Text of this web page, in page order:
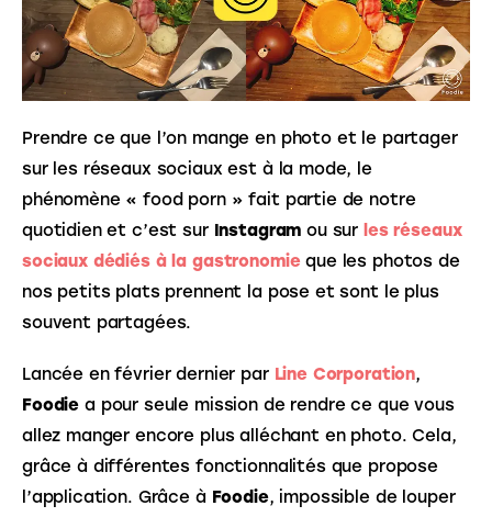
Prendre ce que l’on mange en photo et le partager
sur les réseaux sociaux est à la mode, le
phénomène « food porn » fait partie de notre
quotidien et c’est sur Instagram ou sur les réseaux
sociaux dédiés à la gastronomie que les photos de
nos petits plats prennent la pose et sont le plus
souvent partagées.
Lancée en février dernier par Line Corporation,
Foodie a pour seule mission de rendre ce que vous
allez manger encore plus alléchant en photo. Cela,
grâce à différentes fonctionnalités que propose
l’application. Grâce à Foodie, impossible de louper